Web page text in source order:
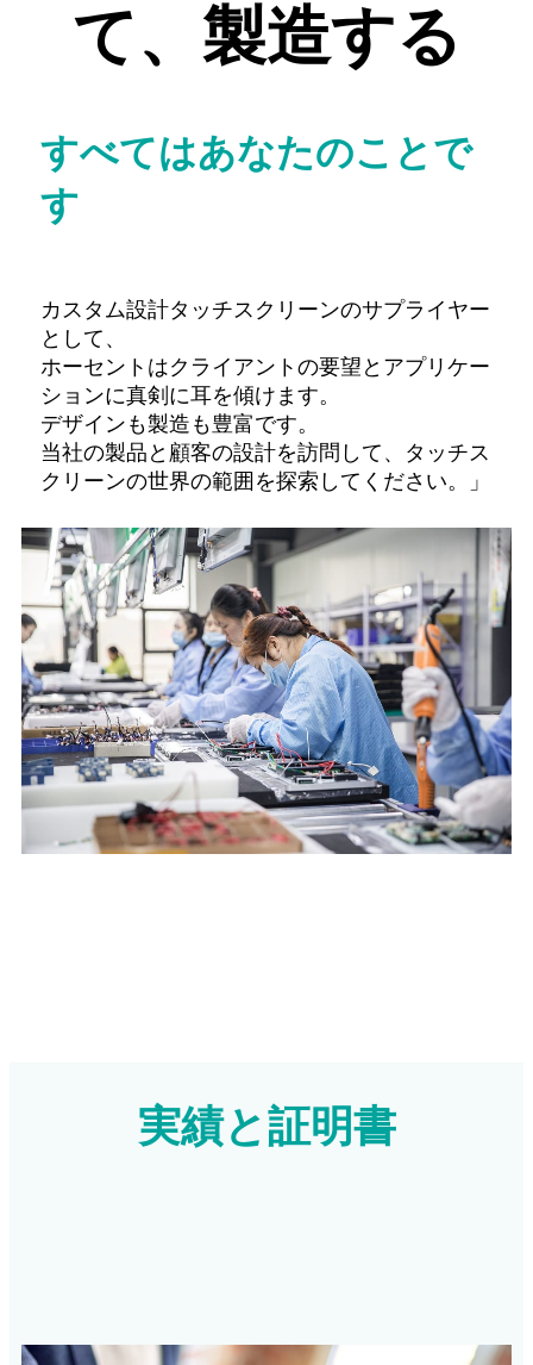
て、製造する
すべてはあなたのことで
す
カスタム設計タッチスクリーンのサプライヤー
として、
ホーセントはクライアントの要望とアプリケー
ションに真剣に耳を傾けます。
デザインも製造も豊富です。
当社の製品と顧客の設計を訪問して、タッチス
クリーンの世界の範囲を探索してください。」
実績と証明書